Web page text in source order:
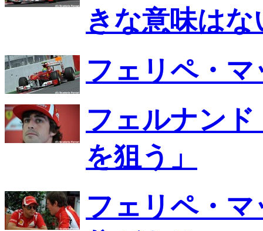
きな意味はな
フェリペ・
フェルナン
を狙う」
フェリペ・